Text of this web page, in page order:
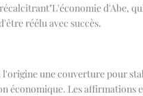
récalcitrant"L'économie d'Abe,
réélu avec succès.
l'origine une couverture pour
économique. Les affirmations